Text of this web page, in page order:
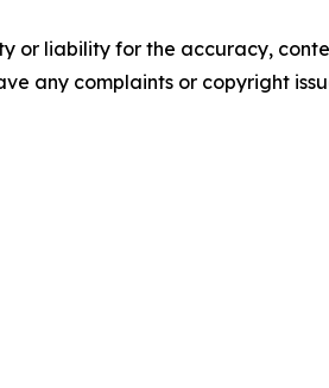
or liability for the accuracy,
any complaints or copyright